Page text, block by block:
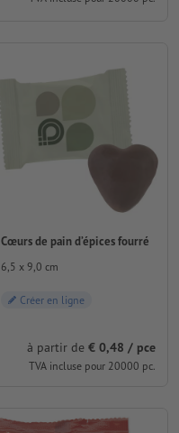
Cœurs de pain d’épices fourré
6,5 x 9,0 cm
Créer en ligne
à partir de € 0,48 / pce
TVA incluse pour 20000 pc.